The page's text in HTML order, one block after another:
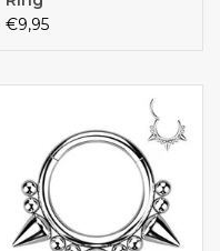
€9,95